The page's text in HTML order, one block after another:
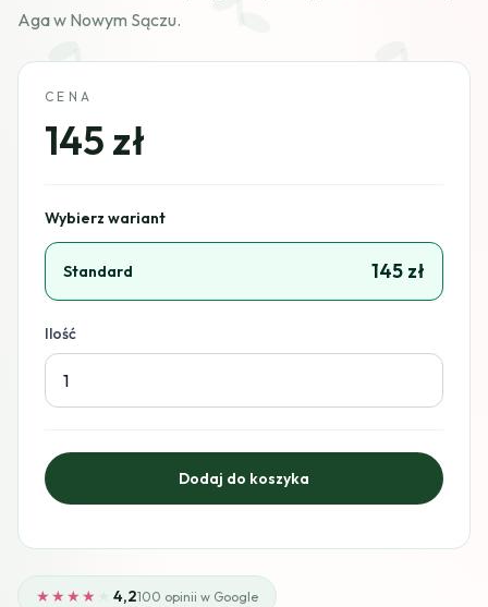
Aga w Nowym Sączu.
CENA
145 zł
Wybierz wariant
Standard 145 zł
Ilość
★★★★ 4,2100 opinii w Google